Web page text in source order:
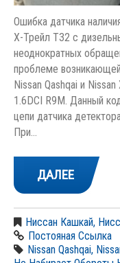
Ошибка датчика
Х-Трейл T32 с
неоднократных
проблеме
Nissan Qashqai и
1.6DCI R9M. Данный
цепи датчика
При…
ДАЛЕЕ
Ниссан Кашкай,
Постояная Ссылка
Nissan Qashqai,